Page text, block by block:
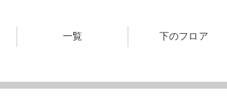
一覧 下のフロア